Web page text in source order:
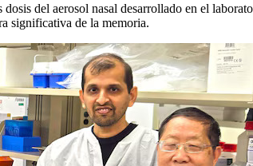
dosis del aerosol nasal desarrollado en el
significativa de la memoria.